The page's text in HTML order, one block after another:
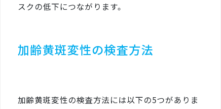
スクの低下につながります。
加齢黄斑変性の検査方法
加齢黄斑変性の検査方法には以下の5つがありま